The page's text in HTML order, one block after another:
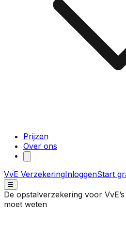
Prijzen
Over ons
VvE VerzekeringInloggenStart
☰
De opstalverzekering voor
moet weten